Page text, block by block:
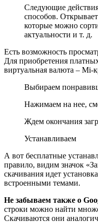
Следующие
способов.
которые можно
актуальности и т. д.
Есть возможность
Для приобретения
виртуальная валюта – Mi-
Выбираем
Нажимаем на нее,
Ждем окончания
Устанавливаем
А вот бесплатные
правило, видим значок
скачивания идет
встроенными темами.
Не забываем также о
строки можно найти
Скачиваются они